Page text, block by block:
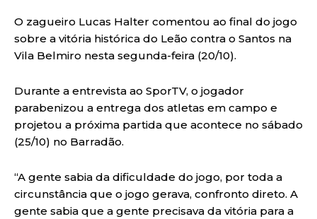
O zagueiro Lucas Halter comentou ao final do jogo
sobre a vitória histórica do Leão contra o Santos na
Vila Belmiro nesta segunda-feira (20/10).
Durante a entrevista ao SporTV, o jogador
parabenizou a entrega dos atletas em campo e
projetou a próxima partida que acontece no sábado
(25/10) no Barradão.
“A gente sabia da dificuldade do jogo, por toda a
circunstância que o jogo gerava, confronto direto. A
gente sabia que a gente precisava da vitória para a